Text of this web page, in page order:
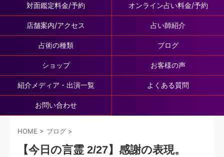
対面鑑定料金/予約 オンライン占い料金/予約
店舗案内/アクセス 占い師紹介
占術の種類 ブログ
ショップ お客様の声
紹介メディア・出演一覧 よくある質問
お問い合わせ
HOME > ブログ >
【今日の言霊 2/27】感謝の表現。